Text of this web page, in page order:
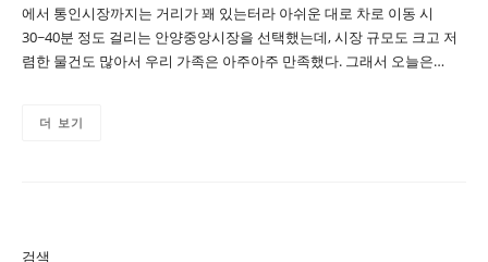
에서 통인시장까지는 거리가 꽤 있는터라 아쉬운 대로 차로 이동 시
30~40분 정도 걸리는 안양중앙시장을 선택했는데, 시장 규모도 크고 저
렴한 물건도 많아서 우리 가족은 아주아주 만족했다. 그래서 오늘은…
더 보기
검색